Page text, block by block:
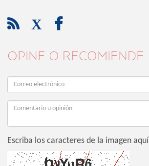
 X 
OPINE O RECOMIENDE
Escriba los caracteres de la imagen aquí